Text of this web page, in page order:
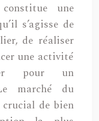
une
s’agisse de
de réaliser
une activité
pour un
marché du
de bien